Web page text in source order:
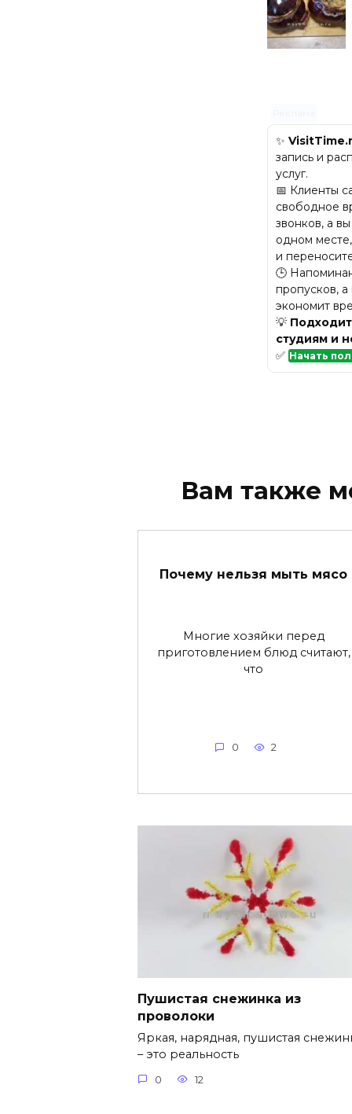
✨
запись и
услуг.
📅 Клиенты
свободное
звонков, а
одном
и
🕒
пропусков,
экономит
💡
студиям и
✅ Начать
Вам также
Почему нельзя мыть мясо
Многие хозяйки перед
приготовлением блюд считают,
что
0 2
Пушистая снежинка из
проволоки
Яркая, нарядная, пушистая
– это реальность
0 12